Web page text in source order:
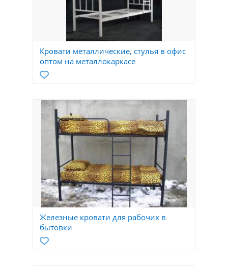
Кровати металлические, стулья в офис
оптом на металлокаркасе
Железные кровати для рабочих в
бытовки